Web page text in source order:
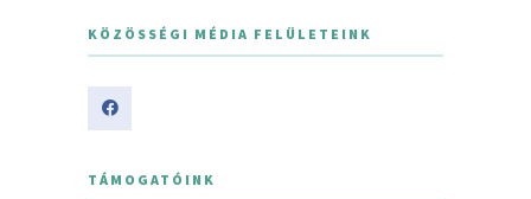
KÖZÖSSÉGI MÉDIA FELÜLETEINK
TÁMOGATÓINK